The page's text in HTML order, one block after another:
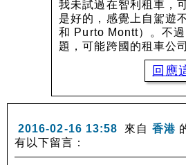
我未試過在智利租車，
是好的，感覺上自駕遊
和 Purto Montt）。不
題，可能跨國的租車公
回應
2016-02-16 13:58 來自 香港
有以下留言：